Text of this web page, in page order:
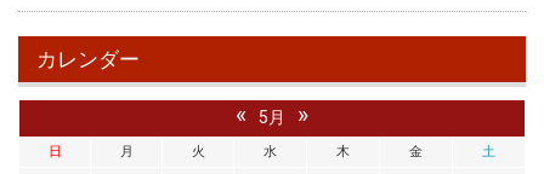
カレンダー
« 5月 »
日 月 火 水 木 金 土